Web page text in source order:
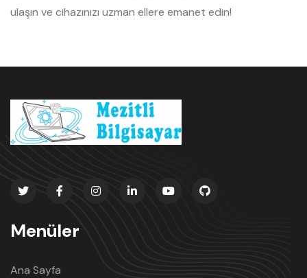
ulaşın ve cihazınızı uzman ellere emanet edin!
Menüler
Ana Sayfa